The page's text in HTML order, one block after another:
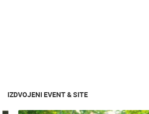
IZDVOJENI EVENT & SITE